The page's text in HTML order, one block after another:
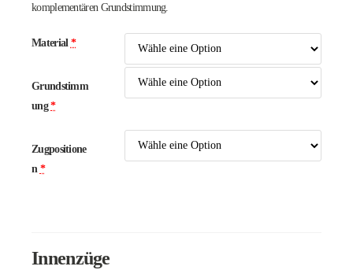
komplementären Grundstimmung.
Material *
Grundstimm
ung*
Zugpositione
n *
Innenzüge